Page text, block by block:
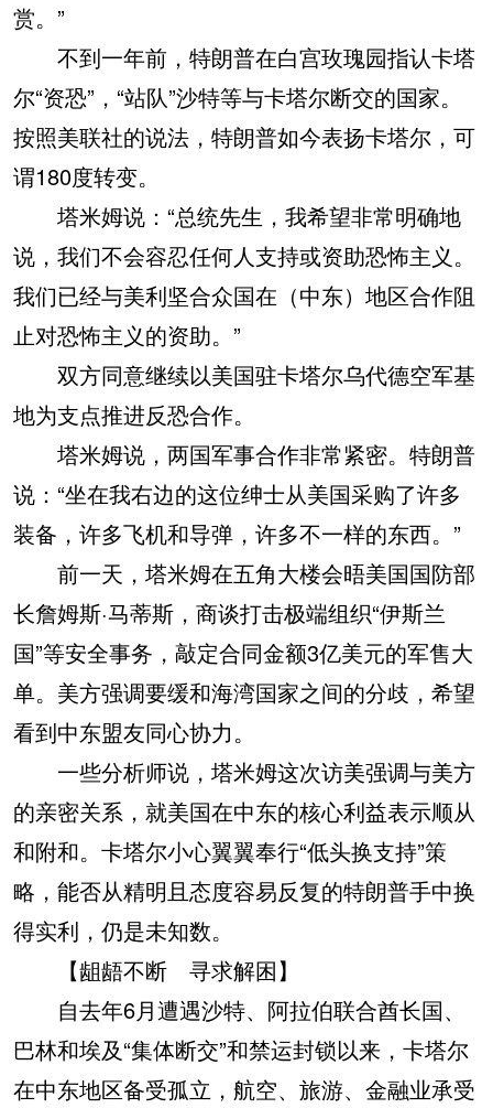
赏。”
不到一年前，特朗普在白宫玫瑰园指认卡塔
尔“资恐”，“站队”沙特等与卡塔尔断交的国家。
按照美联社的说法，特朗普如今表扬卡塔尔，可
谓180度转变。
塔米姆说：“总统先生，我希望非常明确地
说，我们不会容忍任何人支持或资助恐怖主义。
我们已经与美利坚合众国在（中东）地区合作阻
止对恐怖主义的资助。”
双方同意继续以美国驻卡塔尔乌代德空军基
地为支点推进反恐合作。
塔米姆说，两国军事合作非常紧密。特朗普
说：“坐在我右边的这位绅士从美国采购了许多
装备，许多飞机和导弹，许多不一样的东西。”
前一天，塔米姆在五角大楼会晤美国国防部
长詹姆斯·马蒂斯，商谈打击极端组织“伊斯兰
国”等安全事务，敲定合同金额3亿美元的军售大
单。美方强调要缓和海湾国家之间的分歧，希望
看到中东盟友同心协力。
一些分析师说，塔米姆这次访美强调与美方
的亲密关系，就美国在中东的核心利益表示顺从
和附和。卡塔尔小心翼翼奉行“低头换支持”策
略，能否从精明且态度容易反复的特朗普手中换
得实利，仍是未知数。
【龃龉不断 寻求解困】
自去年6月遭遇沙特、阿拉伯联合酋长国、
巴林和埃及“集体断交”和禁运封锁以来，卡塔尔
在中东地区备受孤立，航空、旅游、金融业承受